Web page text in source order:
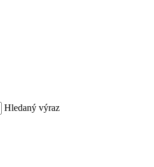
Hledaný výraz